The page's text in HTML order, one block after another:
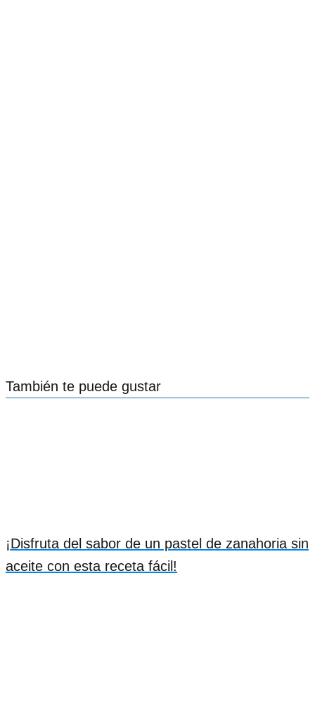
También te puede gustar
¡Disfruta del sabor de un pastel de zanahoria sin
aceite con esta receta fácil!